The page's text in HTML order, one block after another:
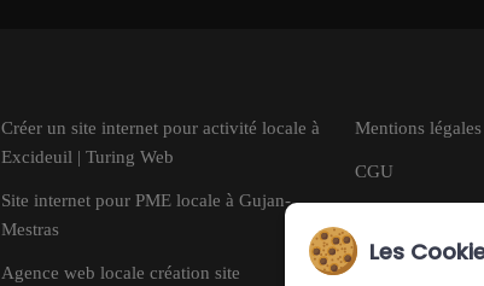
Créer un site internet pour activité locale à
Excideuil | Turing Web
Site internet pour PME locale à Gujan-
Mestras
Agence web locale création site
Mentions légales
CGU
Les